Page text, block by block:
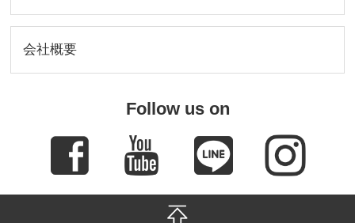
会社概要
Follow us on